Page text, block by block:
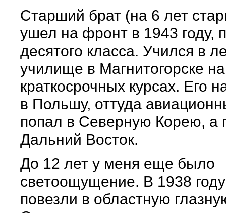
Старший брат (на 6 лет
ушел на фронт в 1943 году,
десятого класса. Учился в
училище в Магнитогорске на
краткосрочных курсах. Его
в Польшу, оттуда
попал в Северную Корею, а
Дальний Восток.
До 12 лет у меня еще было
светоощущение. В 1938
повезли в областную